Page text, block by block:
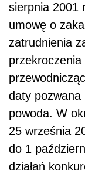
sierpnia 2001
umowę o
zatrudnienia
daty pozwana
powoda. W
25 września
do 1
działań